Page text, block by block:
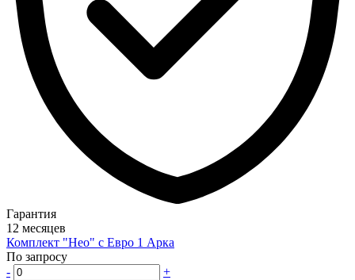
Гарантия
12 месяцев
Комплект "Нео" с Евро 1 Арка
По запросу
-
+